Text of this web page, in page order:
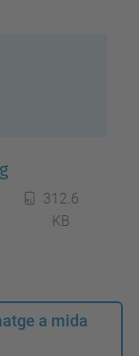
312.6
KB
a mida